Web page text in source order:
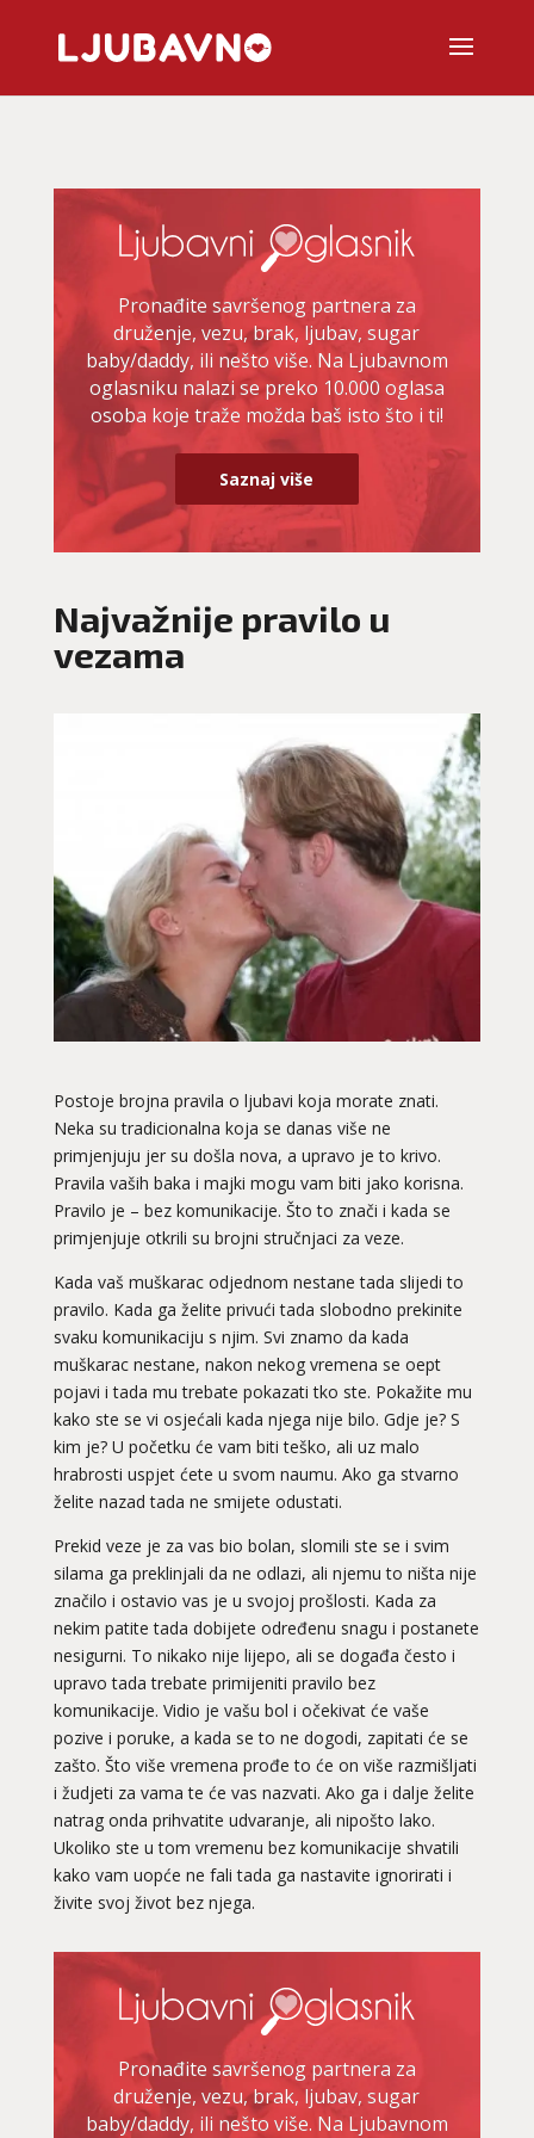
Pronađite savršenog partnera za
druženje, vezu, brak, ljubav, sugar
baby/daddy, ili nešto više. Na Ljubavnom
oglasniku nalazi se preko 10.000 oglasa
osoba koje traže možda baš isto što i ti!
Saznaj više
Najvažnije pravilo u
vezama
Postoje brojna pravila o ljubavi koja morate znati.
Neka su tradicionalna koja se danas više ne
primjenjuju jer su došla nova, a upravo je to krivo.
Pravila vaših baka i majki mogu vam biti jako korisna.
Pravilo je – bez komunikacije. Što to znači i kada se
primjenjuje otkrili su brojni stručnjaci za veze.
Kada vaš muškarac odjednom nestane tada slijedi to
pravilo. Kada ga želite privući tada slobodno prekinite
svaku komunikaciju s njim. Svi znamo da kada
muškarac nestane, nakon nekog vremena se oept
pojavi i tada mu trebate pokazati tko ste. Pokažite mu
kako ste se vi osjećali kada njega nije bilo. Gdje je? S
kim je? U početku će vam biti teško, ali uz malo
hrabrosti uspjet ćete u svom naumu. Ako ga stvarno
želite nazad tada ne smijete odustati.
Prekid veze je za vas bio bolan, slomili ste se i svim
silama ga preklinjali da ne odlazi, ali njemu to ništa nije
značilo i ostavio vas je u svojoj prošlosti. Kada za
nekim patite tada dobijete određenu snagu i postanete
nesigurni. To nikako nije lijepo, ali se događa često i
upravo tada trebate primijeniti pravilo bez
komunikacije. Vidio je vašu bol i očekivat će vaše
pozive i poruke, a kada se to ne dogodi, zapitati će se
zašto. Što više vremena prođe to će on više razmišljati
i žudjeti za vama te će vas nazvati. Ako ga i dalje želite
natrag onda prihvatite udvaranje, ali nipošto lako.
Ukoliko ste u tom vremenu bez komunikacije shvatili
kako vam uopće ne fali tada ga nastavite ignorirati i
živite svoj život bez njega.
Pronađite savršenog partnera za
druženje, vezu, brak, ljubav, sugar
baby/daddy, ili nešto više. Na Ljubavnom